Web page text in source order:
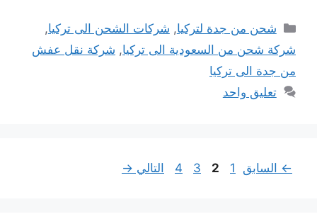
التصنيفات
شحن من جدة لتركيا, شركات الشحن الى تركيا,
شركة شحن من السعودية الى تركيا, شركة نقل عفش
من جدة الى تركيا
تعليق واحد
← السابق Page
1
Page
2
Page
3
Page
4 التالي →